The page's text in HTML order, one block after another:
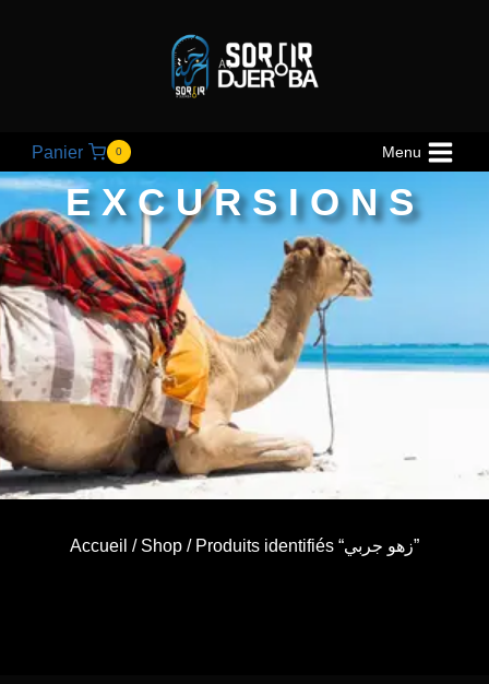
Panier 0 Menu
EXCURSIONS
Accueil / Shop / Produits identifiés “زهو جربي”